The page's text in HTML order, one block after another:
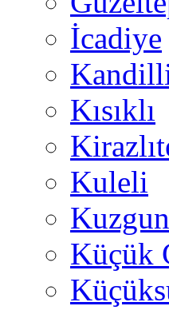
İcadiye
Kısıklı
Kuleli
Küçük